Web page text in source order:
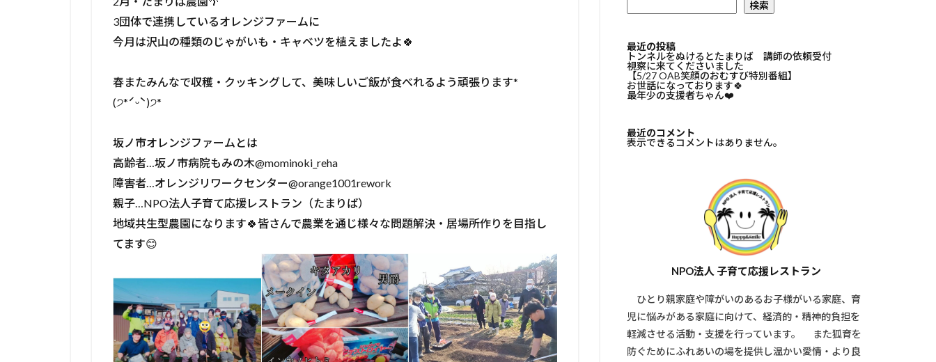
⁡3団体で連携しているオレンジファームに⁡
⁡今月は沢山の種類のじゃがいも・キャベツを植えましたよ🍀⁡
⁡春またみんなで収穫・クッキングして、美味しいご飯が食べれるよう頑張ります*
(੭*ˊᵕˋ)੭* ⁡
坂ノ市オレンジファームとは⁡
⁡高齢者…坂ノ市病院もみの木@mominoki_reha ⁡
⁡障害者…オレンジリワークセンター@orange1001rework ⁡
⁡親子…NPO法人子育て応援レストラン（たまりば）⁡
⁡地域共生型農園になります🍀皆さんで農業を通じ様々な問題解決・居場所作りを目指し
てます😊⁡
検索
最近の投稿
トンネルをぬけるとたまりば 講師の依頼受付
視察に来てくださいました
【5/27 OAB笑顔のおむすび特別番組】
お世話になっております🍀⁡
最年少の支援者ちゃん❤️⁡
最近のコメント
表示できるコメントはありません。
NPO法人 子育て応援レストラン
ひとり親家庭や障がいのあるお子様がいる家庭、育
児に悩みがある家庭に向けて、経済的・精神的負担を
軽減させる活動・支援を行っています。 また狐育を
防ぐためにふれあいの場を提供し温かい愛情・より良